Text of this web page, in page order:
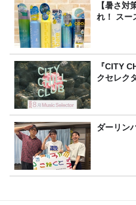
【暑さ対
れ！ スー
『CITY
クセレク
ダーリン